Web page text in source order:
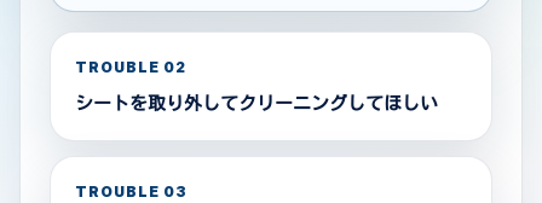
TROUBLE 02
シートを取り外してクリーニングしてほしい
TROUBLE 03